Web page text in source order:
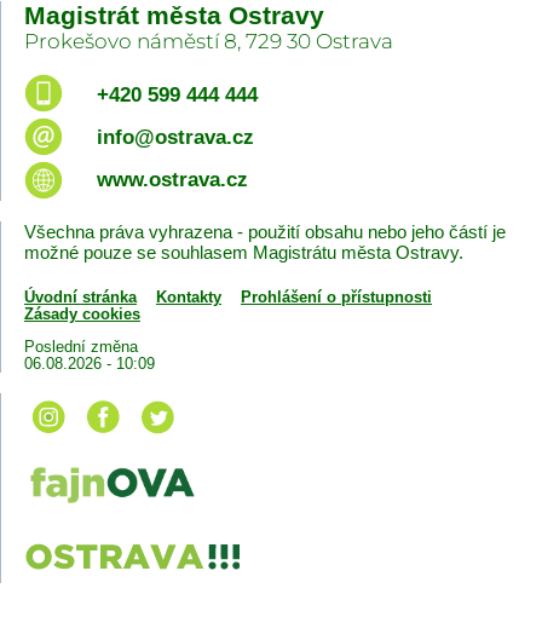
Magistrát města Ostravy
Prokešovo náměstí 8, 729 30 Ostrava
+420 599 444 444
info@ostrava.cz
www.ostrava.cz
Všechna práva vyhrazena - použití obsahu nebo jeho částí je
možné pouze se souhlasem Magistrátu města Ostravy.
Úvodní stránka Kontakty
Prohlášení o přístupnosti
Zásady cookies
Poslední změna
06.08.2026 - 10:09